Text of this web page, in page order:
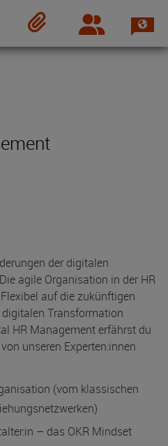
Login
der digitalen
agile Organisation in der HR
auf die zukünftigen
Transformation
HR Management erfährst du
unseren Experten:innen
(vom klassischen
– das OKR Mindset